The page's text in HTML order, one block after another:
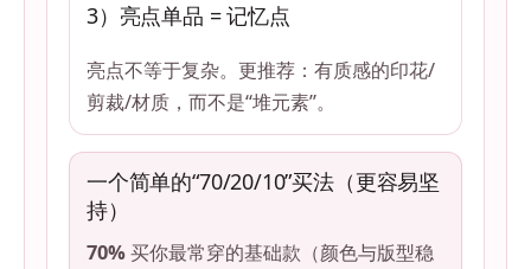
3）亮点单品 = 记忆点
亮点不等于复杂。更推荐：有质感的印花/
剪裁/材质，而不是“堆元素”。
一个简单的“70/20/10”买法（更容易坚
持）
70%买你最常穿的基础款（颜色与版型稳